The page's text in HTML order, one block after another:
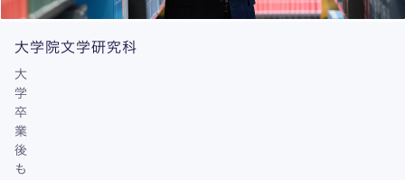
大学院文学研究科
大
学
卒
業
後
も